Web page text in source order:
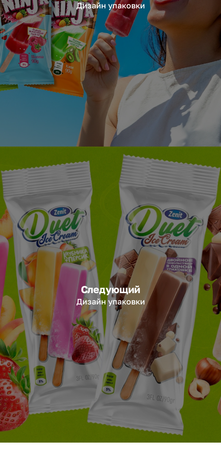
Дизайн упаковки
Следующий
Дизайн упаковки